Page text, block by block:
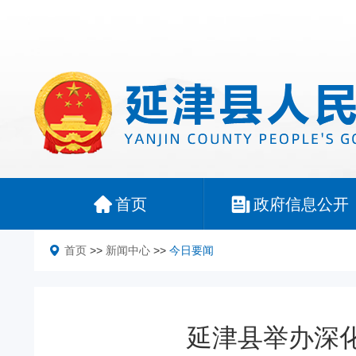
首页 政府信息公开
首页 >> 新闻中心 >> 今日要闻
延津县举办深